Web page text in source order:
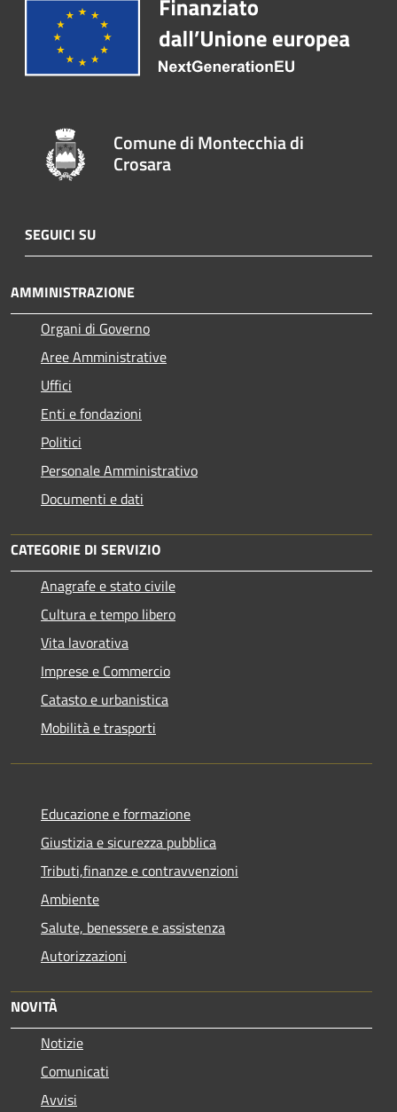
Comune di Montecchia di
Crosara
SEGUICI SU
AMMINISTRAZIONE
Organi di Governo
Aree Amministrative
Uffici
Enti e fondazioni
Politici
Personale Amministrativo
Documenti e dati
CATEGORIE DI SERVIZIO
Anagrafe e stato civile
Cultura e tempo libero
Vita lavorativa
Imprese e Commercio
Catasto e urbanistica
Mobilità e trasporti
Educazione e formazione
Giustizia e sicurezza pubblica
Tributi,finanze e contravvenzioni
Ambiente
Salute, benessere e assistenza
Autorizzazioni
NOVITÀ
Notizie
Comunicati
Avvisi